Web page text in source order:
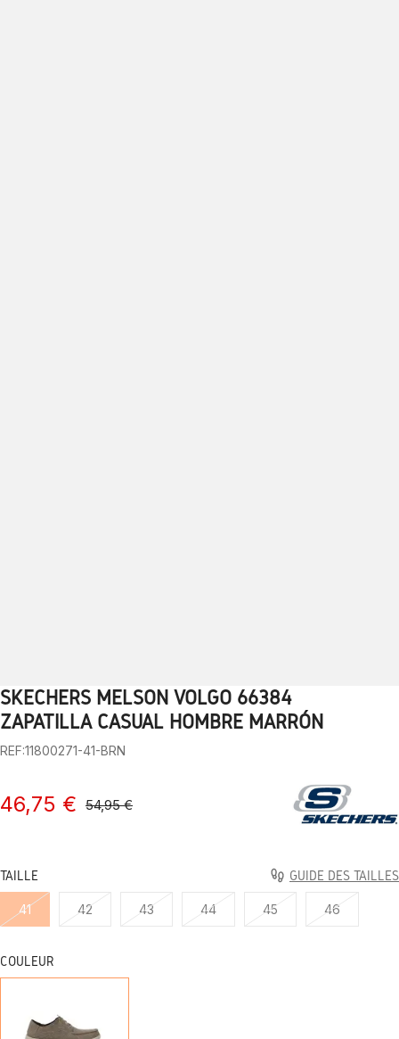
1 2 3 4 5 6 7 8 9 10
SKECHERS MELSON VOLGO 66384
ZAPATILLA CASUAL HOMBRE MARRÓN
REF:11800271-41-BRN
46,75 € 54,95 €
TAILLE GUIDE DES TAILLES
41 42 43 44 45 46
COULEUR